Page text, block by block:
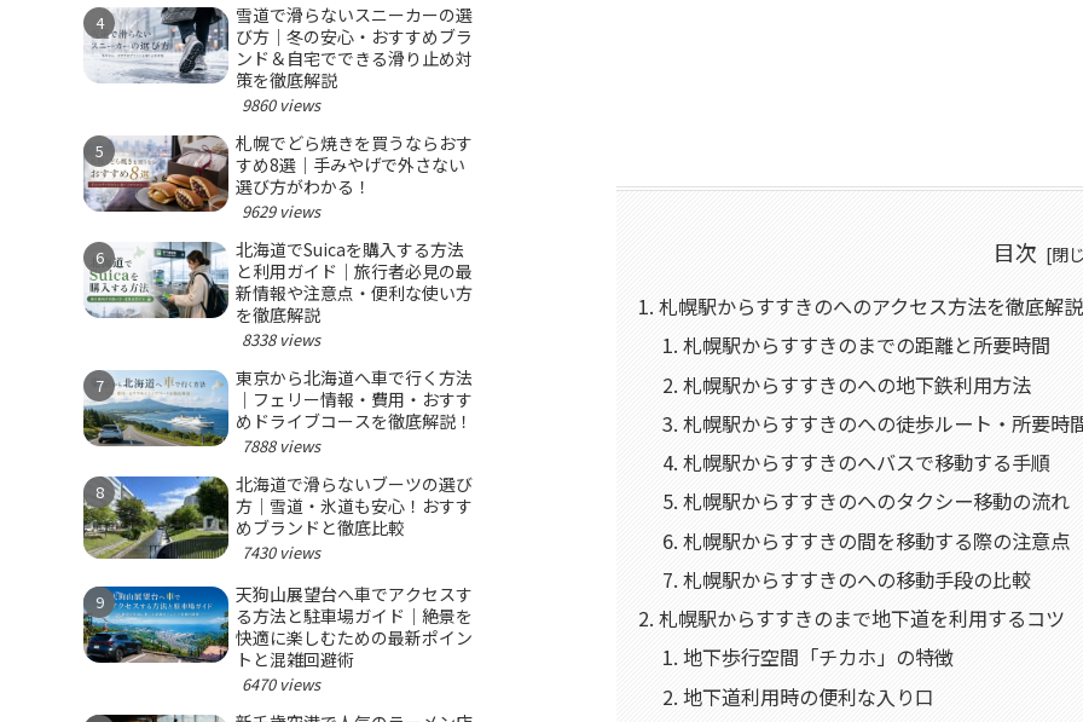
目次
札幌駅からすすきのへのアクセス方法を徹底解説
札幌駅からすすきのまでの距離と所要時間
札幌駅からすすきのへの地下鉄利用方法
札幌駅からすすきのへの徒歩ルート・所要時
札幌駅からすすきのへバスで移動する手順
札幌駅からすすきのへのタクシー移動の流れ
札幌駅からすすきの間を移動する際の注意点
札幌駅からすすきのへの移動手段の比較
札幌駅からすすきのまで地下道を利用するコツ
地下歩行空間「チカホ」の特徴
地下道利用時の便利な入り口
雪道で滑らないスニーカーの選
び方｜冬の安心・おすすめブラ
ンド＆自宅でできる滑り止め対
策を徹底解説
9860 views
札幌でどら焼きを買うならおす
すめ8選｜手みやげで外さない
選び方がわかる！
9629 views
北海道でSuicaを購入する方法
と利用ガイド｜旅行者必見の最
新情報や注意点・便利な使い方
を徹底解説
8338 views
東京から北海道へ車で行く方法
｜フェリー情報・費用・おすす
めドライブコースを徹底解説！
7888 views
北海道で滑らないブーツの選び
方｜雪道・氷道も安心！おすす
めブランドと徹底比較
7430 views
天狗山展望台へ車でアクセスす
る方法と駐車場ガイド｜絶景を
快適に楽しむための最新ポイン
トと混雑回避術
6470 views